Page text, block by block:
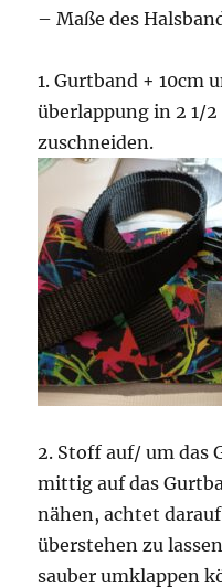
– Maße des
1. Gurtband + 10cm
überlappung in 2 1/
zuschneiden.
2. Stoff auf/ um das
mittig auf das
nähen, achtet
überstehen zu
sauber umklappen